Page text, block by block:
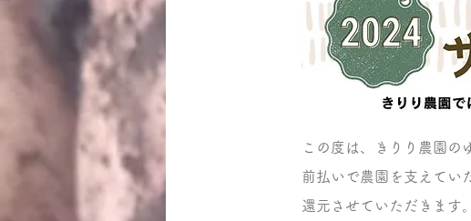
この度は、きりり農園の​
前払いで農園を支えてい
還元させていただきます